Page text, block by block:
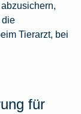
die
Tierarzt, bei
für